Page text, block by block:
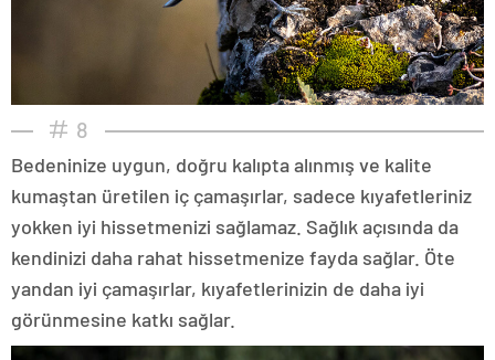
8
Bedeninize uygun, doğru kalıpta alınmış ve kalite
kumaştan üretilen iç çamaşırlar, sadece kıyafetleriniz
yokken iyi hissetmenizi sağlamaz. Sağlık açısında da
kendinizi daha rahat hissetmenize fayda sağlar. Öte
yandan iyi çamaşırlar, kıyafetlerinizin de daha iyi
görünmesine katkı sağlar.